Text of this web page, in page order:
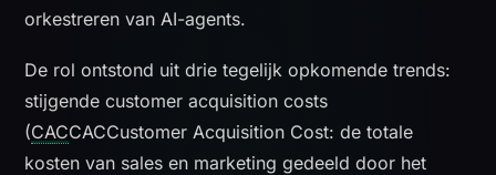
orkestreren van AI-agents.
De rol ontstond uit drie tegelijk opkomende trends:
stijgende customer acquisition costs
(CACCACCustomer Acquisition Cost: de totale
kosten van sales en marketing gedeeld door het